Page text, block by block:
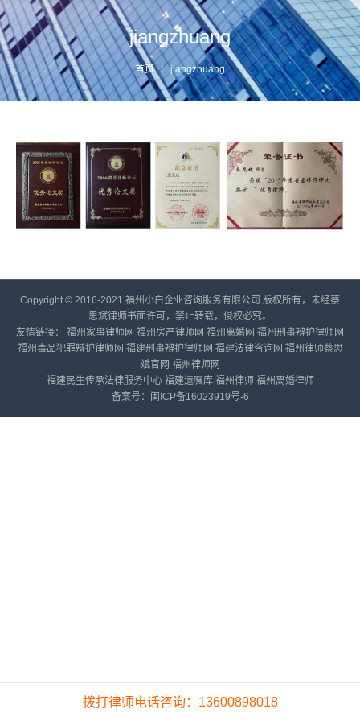
jiangzhuang
您的位置： 首页 jiangzhuang
Copyright © 2016-2021 福州小白企业咨询服务有限公司 版权所有，未经蔡
思斌律师书面许可，禁止转载，侵权必究。
友情链接： 福州家事律师网 福州房产律师网 福州离婚网 福州刑事辩护律师网
福州毒品犯罪辩护律师网 福建刑事辩护律师网 福建法律咨询网 福州律师蔡思
斌官网 福州律师网
福建民生传承法律服务中心 福建遗嘱库 福州律师 福州离婚律师
备案号：
闽ICP备16023919号-6
拨打律师电话咨询：13600898018